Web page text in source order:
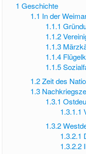
1 Geschichte
1.1 In der
1.1.1
1.1.2
1.1.3
1.1.4
1.1.5
1.2 Zeit des
1.3
1.3.1
1.3.1.1
1.3.2
1.3.2.1
1.3.2.2